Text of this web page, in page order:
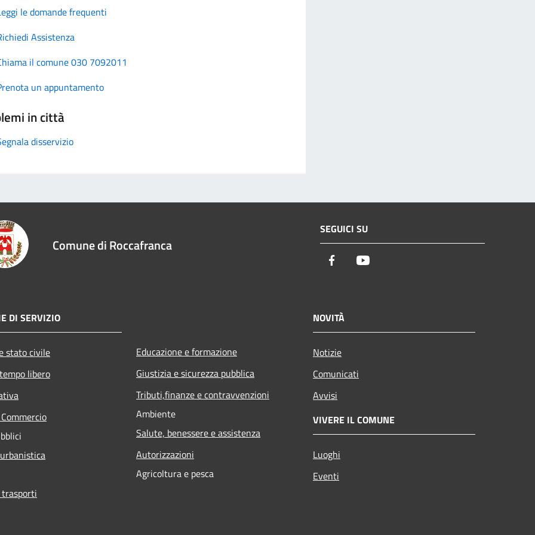
le domande frequenti
Assistenza
il comune 030 7092011
un appuntamento
in città
disservizio
Comune di Roccafranca
SEGUICI SU
Facebook
DI SERVIZIO
stato civile
libero
Educazione e formazione
Giustizia e sicurezza pubblica
Tributi,finanze e contravvenzioni
Ambiente
Salute, benessere e assistenza
Autorizzazioni
Agricoltura e pesca
NOVITÀ
Notizie
Comunicati
Avvisi
VIVERE IL COMUNE
Luoghi
Eventi